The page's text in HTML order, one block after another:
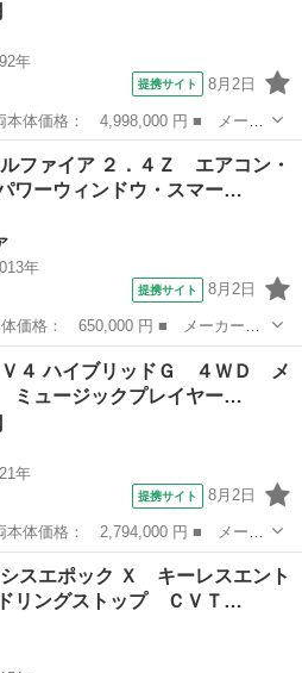
年
提携サイト 8月2日
Ｒ２ ■ グレード名： ＧＴ ＡＤ
マフラー ＨＫＳエアクリーナー
ルファイア ２．４Ｚ エアコン・
ワーウィンドウ・スマー…
年
提携サイト 8月2日
ファイア ■ グレード名： ２．
ウィンドウ・スマートキー・両側
ア
Ｖ４ ハイブリッドＧ ４ＷＤ メ
ミュージックプレイヤー…
年
提携サイト 8月2日
Ｖ４ ■ グレード名： ハイブリ
ュージックプレイヤー接続可 バ
シスエポック Ｘ キーレスエント
リングストップ ＣＶＴ…